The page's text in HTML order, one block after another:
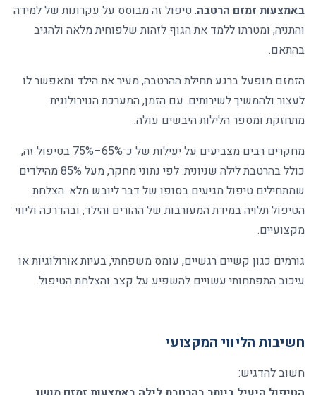
באמצעות זמזם הרטבה. טיפול זה מבוסס על עקרונות של למידה
והתניה, ומטרתו ללמד את הגוף לזהות שלפוחית מלאה ולהגיב
בהתאם.
הזמזם מופעל ברגע תחילת ההרטבה, מעיר את הילד ומאפשר לו
לעצור ולהמשיך לשירותים. עם הזמן, המערכת הנוירולוגית
מתחזקת ומספר הלילות היבשים עולה.
מחקרים רבים מצביעים על יעילות של כ־65%–75% בטיפול זה,
כולל בהרטבת לילה שניונית. לפי נתוני מחקר, מעל 85% מהילדים
שמתחילים טיפול מגיעים בסופו של דבר ליובש מלא. הצלחת
הטיפול תלויה במידת המעורבות של ההורים והילד, ובהדרכה וליווי
מקצועיים.
גורמים כגון קשיים רגשיים, עומס משפחתי, בעיות אורולוגיות או
עיכוב התפתחותי עשויים להשפיע על קצב והצלחת הטיפול.
חשיבות הליווי המקצועי
חשוב להדגיש: